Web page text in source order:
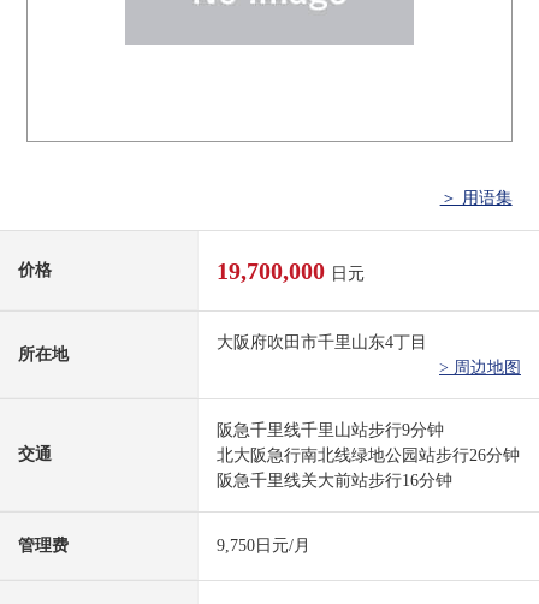
＞ 用语集
价格 19,700,000 日元
所在地
大阪府吹田市千里山东4丁目
> 周边地图
交通
阪急千里线千里山站步行9分钟
北大阪急行南北线绿地公园站步行26分钟
阪急千里线关大前站步行16分钟
管理费 9,750日元/月